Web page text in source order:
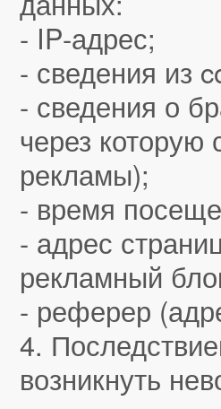
- IP-адрес;
- сведения из
- сведения о
через которую
рекламы);
- время
- адрес
рекламный
- реферер
4.
возникнуть